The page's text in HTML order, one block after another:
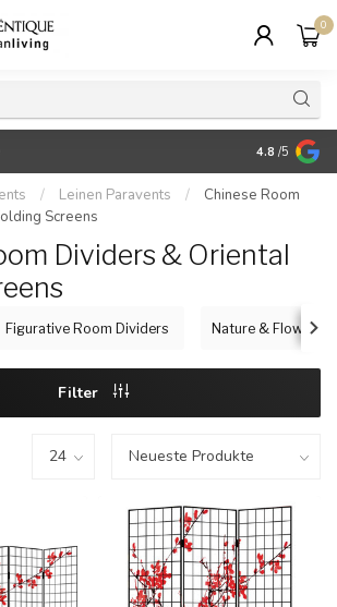
0
4.8 /5
/ Leinen Paravents /
Chinese Room
Screens
Dividers & Oriental
Figurative Room Dividers Nature & Flowers
Filter